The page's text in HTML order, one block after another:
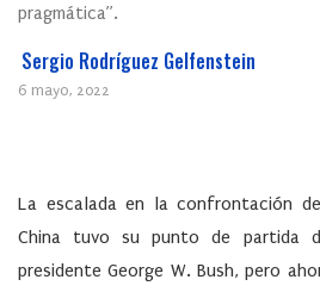
pragmática”.
Sergio Rodríguez Gelfenstein
6 mayo, 2022
La escalada en la confrontación
China tuvo su punto de partida
presidente George W. Bush, pero